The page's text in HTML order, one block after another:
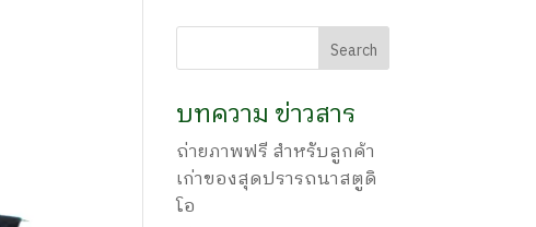
บทความ ข่าวสาร
ถ่ายภาพฟรี สำหรับลูกค้า
เก่าของสุดปรารถนาสตูดิ
โอ